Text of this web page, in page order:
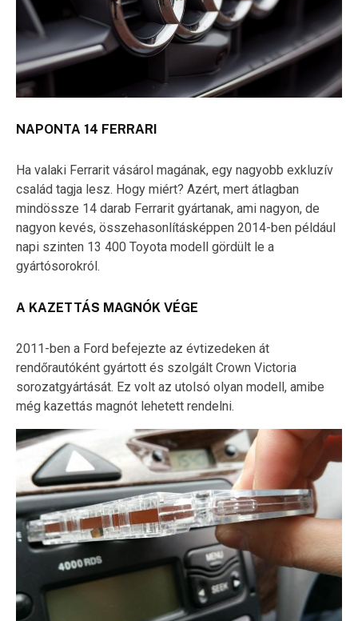
NAPONTA 14 FERRARI
Ha valaki Ferrarit vásárol magának, egy nagyobb exkluzív
család tagja lesz. Hogy miért? Azért, mert átlagban
mindössze 14 darab Ferrarit gyártanak, ami nagyon, de
nagyon kevés, összehasonlításképpen 2014-ben például
napi szinten 13 400 Toyota modell gördült le a
gyártósorokról.
A KAZETTÁS MAGNÓK VÉGE
2011-ben a Ford befejezte az évtizedeken át
rendőrautóként gyártott és szolgált Crown Victoria
sorozatgyártását. Ez volt az utolsó olyan modell, amibe
még kazettás magnót lehetett rendelni.